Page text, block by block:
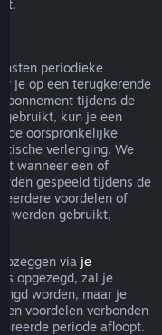
periodieke
je op een terugkerende
tijdens de
gebruikt, kun je een
de oorspronkelijke
verlenging. We
wanneer een of
gespeeld tijdens de
voordelen of
werden gebruikt,
via je
is opgezegd, zal je
worden, maar je
en voordelen verbonden
periode afloopt.